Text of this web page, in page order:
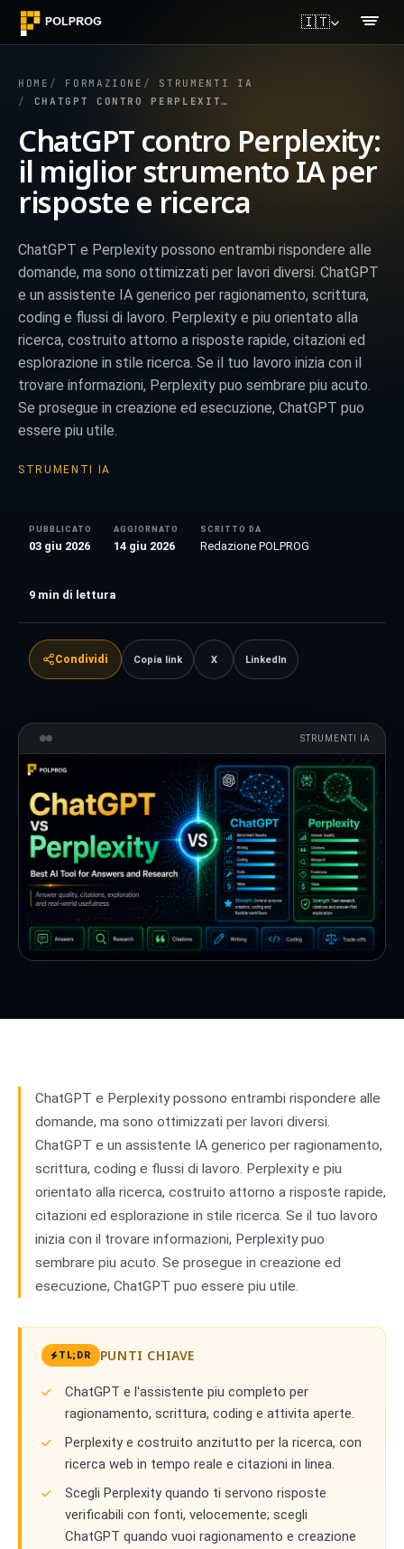
🇮🇹
HOME FORMAZIONE
STRUMENTI IA
CHATGPT CONTRO PERPLEXITY: IL MIGLIOR STRUMENTO IA PER RISPOSTE E RICERCA
ChatGPT contro Perplexity:
il miglior strumento IA per
risposte e ricerca
ChatGPT e Perplexity possono entrambi rispondere alle
domande, ma sono ottimizzati per lavori diversi. ChatGPT
e un assistente IA generico per ragionamento, scrittura,
coding e flussi di lavoro. Perplexity e piu orientato alla
ricerca, costruito attorno a risposte rapide, citazioni ed
esplorazione in stile ricerca. Se il tuo lavoro inizia con il
trovare informazioni, Perplexity puo sembrare piu acuto.
Se prosegue in creazione ed esecuzione, ChatGPT puo
essere piu utile.
STRUMENTI IA
PUBBLICATO
03 giu 2026
AGGIORNATO
14 giu 2026
SCRITTO DA
Redazione POLPROG
9 min di lettura
Condividi Copia link X LinkedIn
STRUMENTI IA
ChatGPT e Perplexity possono entrambi rispondere alle
domande, ma sono ottimizzati per lavori diversi.
ChatGPT e un assistente IA generico per ragionamento,
scrittura, coding e flussi di lavoro. Perplexity e piu
orientato alla ricerca, costruito attorno a risposte rapide,
citazioni ed esplorazione in stile ricerca. Se il tuo lavoro
inizia con il trovare informazioni, Perplexity puo
sembrare piu acuto. Se prosegue in creazione ed
esecuzione, ChatGPT puo essere piu utile.
TL;DR PUNTI CHIAVE
ChatGPT e l'assistente piu completo per
ragionamento, scrittura, coding e attivita aperte.
Perplexity e costruito anzitutto per la ricerca, con
ricerca web in tempo reale e citazioni in linea.
Scegli Perplexity quando ti servono risposte
verificabili con fonti, velocemente; scegli
ChatGPT quando vuoi ragionamento e creazione